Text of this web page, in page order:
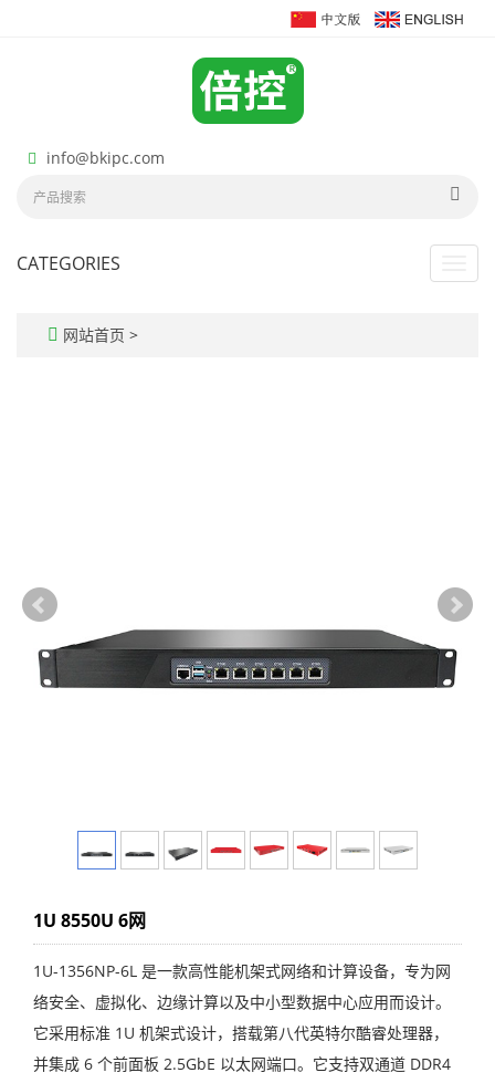
info@bkipc.com
CATEGORIES
网站首页 >
1U 8550U 6网
1U-1356NP-6L 是一款高性能机架式网络和计算设备，专为网
络安全、虚拟化、边缘计算以及中小型数据中心应用而设计。
它采用标准 1U 机架式设计，搭载第八代英特尔酷睿处理器，
并集成 6 个前面板 2.5GbE 以太网端口。它支持双通道 DDR4